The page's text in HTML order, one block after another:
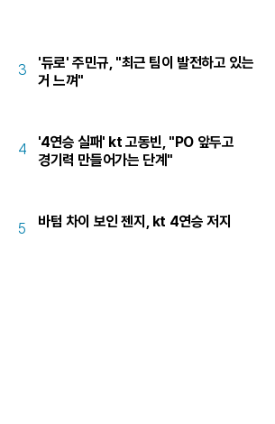
3
'듀로' 주민규, "최근 팀이 발전하고 있는
거 느껴"
4
'4연승 실패' kt 고동빈, "PO 앞두고
경기력 만들어가는 단계"
5 바텀 차이 보인 젠지, kt 4연승 저지